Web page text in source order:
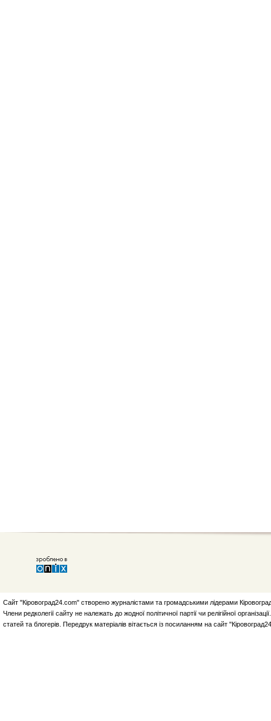
Сайт "Кіровоград24.com" створено журналістами та громадськими лідерами
Члени редколегії сайту не належать до жодної політичної партії чи релігійної
статей та блогерів. Передрук матеріалів вітається із посиланням на сайт